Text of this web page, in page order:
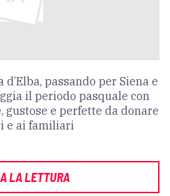
passando per Siena e
il periodo pasquale con
e perfette da donare
e ai familiari
LA LETTURA